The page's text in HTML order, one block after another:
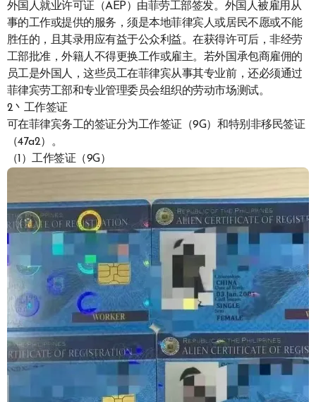
外国人就业许可证（AEP）由菲劳工部签发。外国人被雇用从
事的工作或提供的服务，须是本地菲律宾人或居民不愿或不能
胜任的，且其录用应有益于公众利益。在获得许可后，非经劳
工部批准，外籍人不得更换工作或雇主。若外国承包商雇佣的
员工是外国人，这些员工在菲律宾从事其专业前，还必须通过
菲律宾劳工部和专业管理委员会组织的劳动市场测试。
2丶工作签证
可在菲律宾务工的签证分为工作签证（9G）和特别非移民签证
（47a2）。
（1）工作签证（9G）